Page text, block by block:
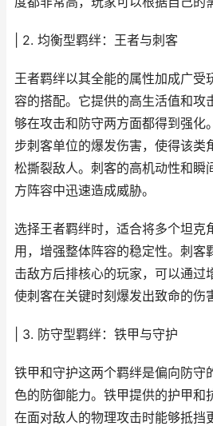
| 2. 均衡型羁绊：王者与刺客
王者羁绊以其全能的属性加成广受
容的搭配。它提供的高生活值和攻
够在攻击和防守两方面都得到强化
步刺客单位的爆发伤害，使得该类
松撕裂敌人。刺客的高机动性和瞬
方阵容中迅速造成威胁。
选择王者羁绊时，适合将多个坦克
用，增强整体阵容的稳定性。刺客
击敌方后排核心的玩家，可以通过
使刺客在关键时刻爆发出致命的伤
| 3. 防守型羁绊：铁甲与守护
铁甲和守护这两个羁绊是偏向防守
色的防御能力。铁甲提供的护甲和
在面对敌人的物理攻击时能够抵挡